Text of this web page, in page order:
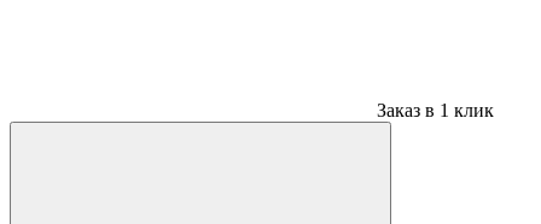
Заказ в 1 клик